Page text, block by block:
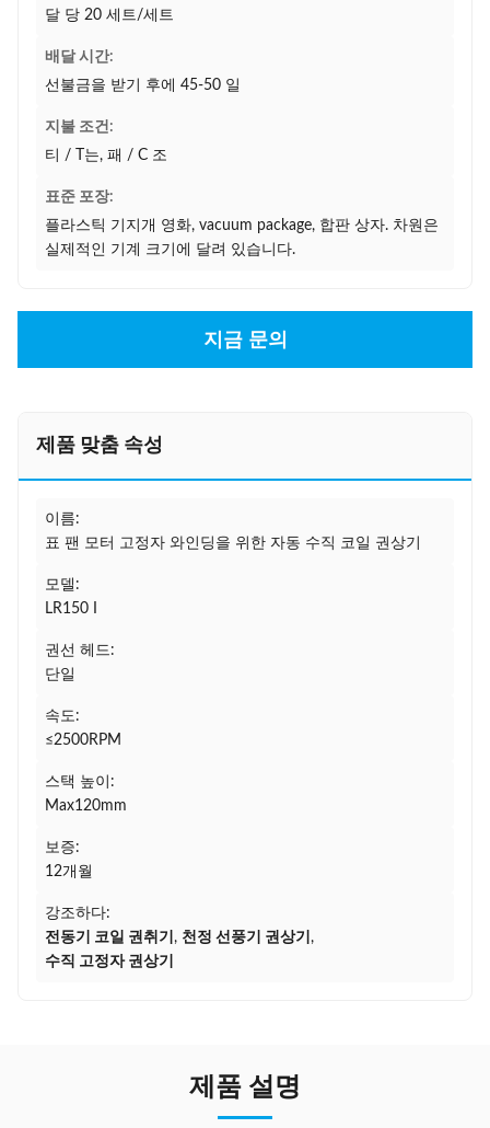
달 당 20 세트/세트
배달 시간:
선불금을 받기 후에 45-50 일
지불 조건:
티 / T는, 패 / C 조
표준 포장:
플라스틱 기지개 영화, vacuum package, 합판 상자. 차원은
실제적인 기계 크기에 달려 있습니다.
지금 문의
제품 맞춤 속성
이름:
표 팬 모터 고정자 와인딩을 위한 자동 수직 코일 권상기
모델:
LR150 I
권선 헤드:
단일
속도:
≤2500RPM
스택 높이:
Max120mm
보증:
12개월
강조하다:
전동기 코일 권취기 , 천정 선풍기 권상기 ,
수직 고정자 권상기
제품 설명